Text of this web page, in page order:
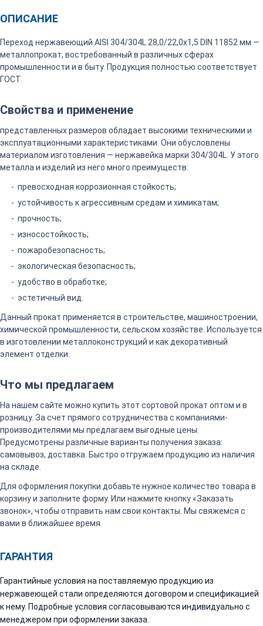
ОПИСАНИЕ
Переход нержавеющий AISI 304/304L 28,0/22,0х1,5 DIN 11852 мм —
металлопрокат, востребованный в различных сферах
промышленности и в быту. Продукция полностью соответствует
ГОСТ.
Свойства и применение
представленных размеров обладает высокими техническими и
эксплуатационными характеристиками. Они обусловлены
материалом изготовления — нержавейка марки 304/304L. У этого
металла и изделий из него много преимуществ:
превосходная коррозионная стойкость;
устойчивость к агрессивным средам и химикатам;
прочность;
износостойкость;
пожаробезопасность;
экологическая безопасность;
удобство в обработке;
эстетичный вид.
Данный прокат применяется в строительстве, машиностроении,
химической промышленности, сельском хозяйстве. Используется
в изготовлении металлоконструкций и как декоративный
элемент отделки.
Что мы предлагаем
На нашем сайте можно купить этот сортовой прокат оптом и в
розницу. За счет прямого сотрудничества с компаниями-
производителями мы предлагаем выгодные цены.
Предусмотрены различные варианты получения заказа:
самовывоз, доставка. Быстро отгружаем продукцию из наличия
на складе.
Для оформления покупки добавьте нужное количество товара в
корзину и заполните форму. Или нажмите кнопку «Заказать
звонок», чтобы отправить нам свои контакты. Мы свяжемся с
вами в ближайшее время.
ГАРАНТИЯ
Гарантийные условия на поставляемую продукцию из
нержавеющей стали определяются договором и спецификацией
к нему. Подробные условия согласовываются индивидуально с
менеджером при оформлении заказа.